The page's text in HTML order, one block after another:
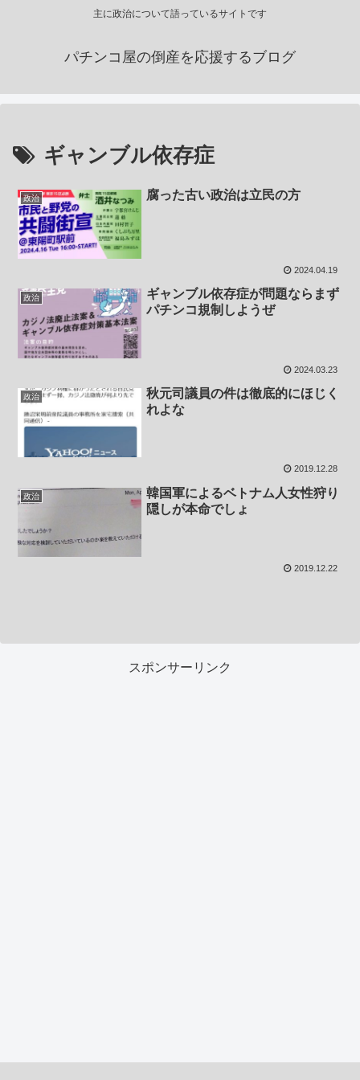
主に政治について語っているサイトです
パチンコ屋の倒産を応援するブログ
ギャンブル依存症
政治 腐った古い政治は立民の方
2024.04.19
政治
ギャンブル依存症が問題ならまず
パチンコ規制しようぜ
2024.03.23
政治
秋元司議員の件は徹底的にほじく
れよな
2019.12.28
政治
韓国軍によるベトナム人女性狩り
隠しが本命でしょ
2019.12.22
スポンサーリンク